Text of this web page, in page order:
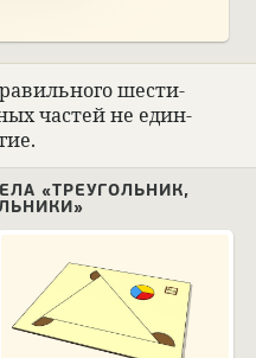
шести­
частей не един­
«ТРЕУГОЛЬНИК,